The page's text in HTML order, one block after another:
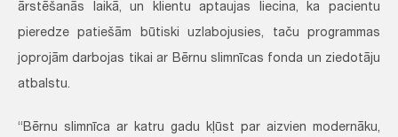
ārstēšanās laikā, un klientu aptaujas liecina, ka pacientu
pieredze patiešām būtiski uzlabojusies, taču programmas
joprojām darbojas tikai ar Bērnu slimnīcas fonda un ziedotāju
atbalstu.
“Bērnu slimnīca ar katru gadu kļūst par aizvien modernāku,